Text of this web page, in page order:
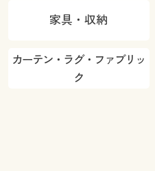
家具・収納
カーテン・ラグ・ファブリッ
ク